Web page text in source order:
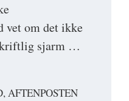
vet om det ikke
sjarm …
AFTENPOSTEN